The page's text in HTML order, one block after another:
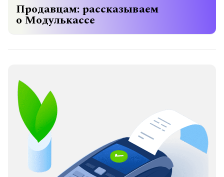
Продавцам: рассказываем
о Модулькассе